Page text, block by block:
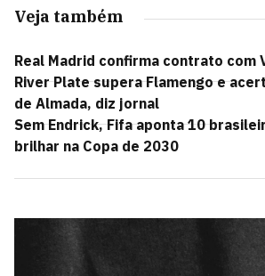
Veja também
Real Madrid confirma contrato com
River Plate supera Flamengo e
de Almada, diz jornal
Sem Endrick, Fifa aponta 10
brilhar na Copa de 2030